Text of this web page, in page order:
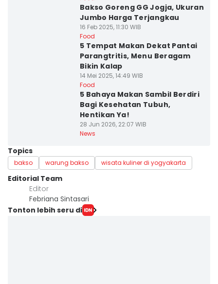
Bakso Goreng GG Jogja, Ukuran
Jumbo Harga Terjangkau
16 Feb 2025, 11:30 WIB
Food
5 Tempat Makan Dekat Pantai
Parangtritis, Menu Beragam
Bikin Kalap
14 Mei 2025, 14:49 WIB
Food
5 Bahaya Makan Sambil Berdiri
Bagi Kesehatan Tubuh,
Hentikan Ya!
28 Jun 2026, 22:07 WIB
News
Topics
bakso warung bakso wisata kuliner di yogyakarta
Editorial Team
Editor
Febriana Sintasari
Tonton lebih seru di